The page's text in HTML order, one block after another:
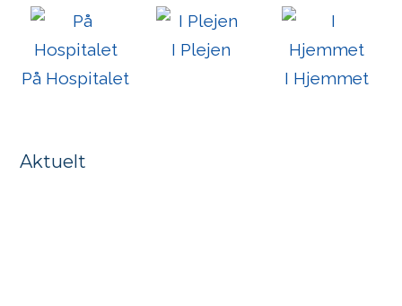
På Hospitalet
I Plejen
I Hjemmet
Aktuelt